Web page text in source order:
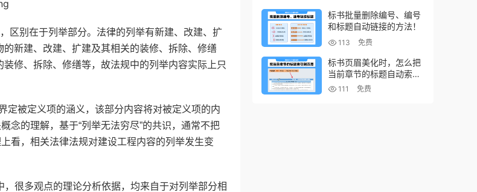
区别在于列举部分。法律的列举有新建、改建、扩
新建、改建、扩建及其相关的装修、拆除、修缮
修、拆除、修缮等，故法规中的列举内容实际上只
被定义项的涵义，该部分内容将对被定义项的内
念的理解，基于“列举无法穷尽”的共识，通常不把
看，相关法律法规对建设工程内容的列举发生变
很多观点的理论分析依据，均来自于对列举部分相
标书批量删除编号、编号
和标题自动链接的方法！
113 免费
标书页眉美化时，怎么把
当前章节的标题自动索引
到页眉上？
111 免费